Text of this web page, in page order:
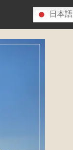
日本語